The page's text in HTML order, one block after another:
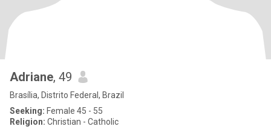
Adriane, 49
Brasília, Distrito Federal, Brazil
Seeking: Female 45 - 55
Religion: Christian - Catholic